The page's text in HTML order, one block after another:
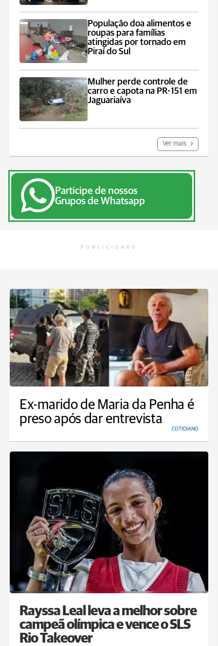
População doa alimentos e
roupas para famílias
atingidas por tornado em
Piraí do Sul
Mulher perde controle de
carro e capota na PR-151 em
Jaguariaíva
Ver mais
Participe de nossos
Grupos de Whatsapp
PUBLICIDADE
Ex-marido de Maria da Penha é
preso após dar entrevista
COTIDIANO
Rayssa Leal leva a melhor sobre
campeã olímpica e vence o SLS
Rio Takeover